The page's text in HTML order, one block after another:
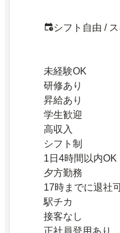
シフト自由 /
未経験OK
研修あり
昇給あり
学生歓迎
高収入
シフト制
1日4時間以内OK
夕方勤務
17時までに退社
駅チカ
接客なし